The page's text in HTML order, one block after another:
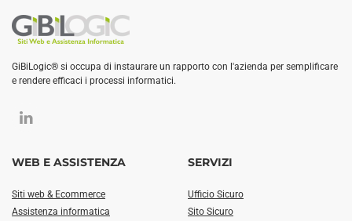
GiBiLogic® si occupa di instaurare un rapporto con l'azienda per semplificare
e rendere efficaci i processi informatici.
WEB E ASSISTENZA
Siti web & Ecommerce
Assistenza informatica
SERVIZI
Ufficio Sicuro
Sito Sicuro